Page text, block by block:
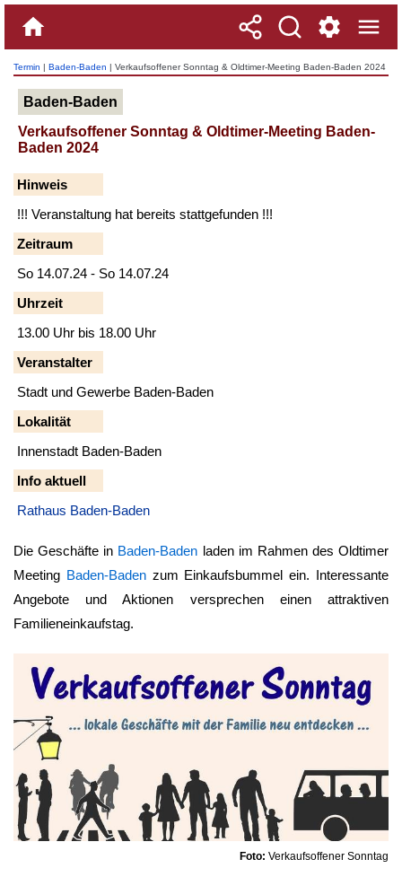
Termin | Baden-Baden | Verkaufsoffener Sonntag & Oldtimer-Meeting Baden-Baden 2024
Baden-Baden
Verkaufsoffener Sonntag & Oldtimer-Meeting Baden-
Baden 2024
Hinweis
!!! Veranstaltung hat bereits stattgefunden !!!
Zeitraum
So 14.07.24 - So 14.07.24
Uhrzeit
13.00 Uhr bis 18.00 Uhr
Veranstalter
Stadt und Gewerbe Baden-Baden
Lokalität
Innenstadt Baden-Baden
Info aktuell
Rathaus Baden-Baden
Die Geschäfte in Baden-Baden laden im Rahmen des Oldtimer
Meeting Baden-Badenzum Einkaufsbummel ein. Interessante
Angebote und Aktionen versprechen einen attraktiven
Familieneinkaufstag.
Foto: Verkaufsoffener Sonntag